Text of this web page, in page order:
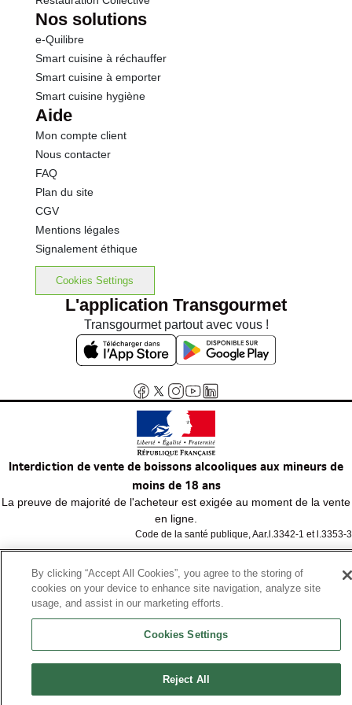
Nos solutions
e-Quilibre
Smart cuisine à réchauffer
Smart cuisine à emporter
Smart cuisine hygiène
Aide
Mon compte client
Nous contacter
FAQ
Plan du site
CGV
Mentions légales
Signalement éthique
Cookies Settings
L'application Transgourmet
Transgourmet partout avec vous !
Interdiction de vente de boissons alcooliques aux mineurs de
moins de 18 ans
La preuve de majorité de l'acheteur est exigée au moment de la vente
en ligne.
Code de la santé publique, Aar.l.3342-1 et l.3353-3
© Tous droits réservés
By clicking “Accept All Cookies”, you agree to the storing of
cookies on your device to enhance site navigation, analyze site
usage, and assist in our marketing efforts.
Cookies Settings
Reject All